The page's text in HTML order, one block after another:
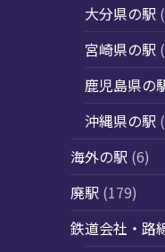
大分県の駅
宮崎県の駅
鹿児島県の
沖縄県の駅
海外の駅 (6)
廃駅 (179)
鉄道会社・路